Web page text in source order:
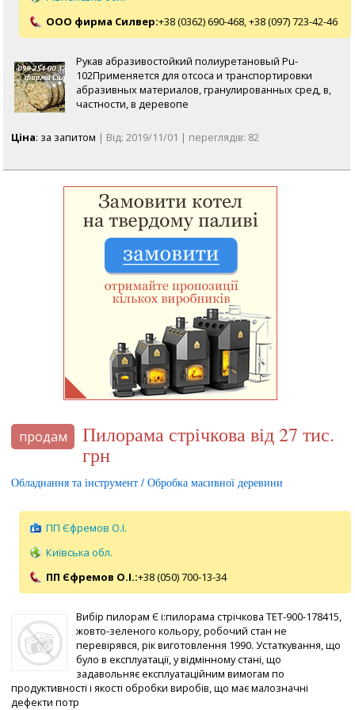
ООО фирма Силвер:+38 (0362) 690-468, +38 (097) 723-42-46
Рукав абразивостойкий полиуретановый Pu-
102Применяется для отсоса и транспортировки
абразивных материалов, гранулированных сред, в,
частности, в деревопе
Ціна: за запитом | Від: 2019/11/01 | переглядів: 82
продам
Пилорама стрічкова від 27 тис.
грн
Обладнання та інструмент / Обробка масивної деревини
ПП Єфремов О.І.
Київська обл.
ПП Єфремов О.І.:+38 (050) 700-13-34
Вибір пилорам Є і:пилорама стрічкова ТЕТ-900-178415,
жовто-зеленого кольору, робочий стан не
перевірявся, рік виготовлення 1990. Устаткування, що
було в експлуатації, у відмінному стані, що
задавольняє експлуатаційним вимогам по
продуктивності і якості обробки виробів, що має малозначні
дефекти потр